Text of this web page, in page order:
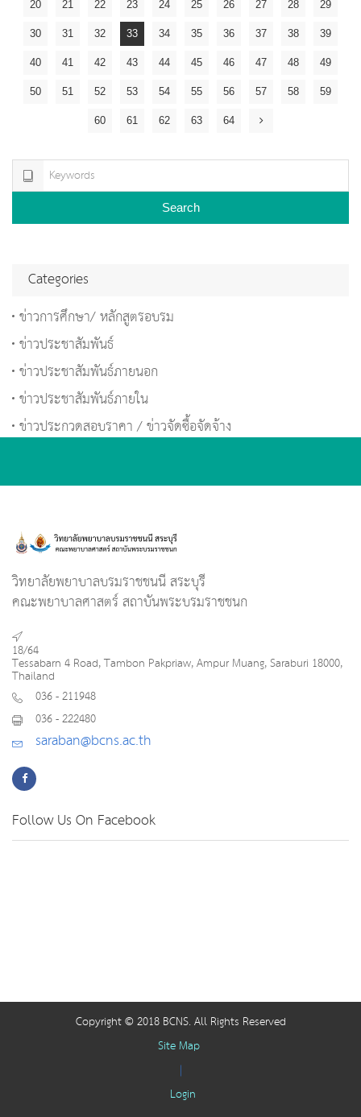
20 21 22 23 24 25 26 27 28 29
30 31 32 33 34 35 36 37 38 39
40 41 42 43 44 45 46 47 48 49
50 51 52 53 54 55 56 57 58 59
60 61 62 63 64
Search
Categories
ข่าวการศึกษา/ หลักสูตรอบรม
ข่าวประชาสัมพันธ์
ข่าวประชาสัมพันธ์ภายนอก
ข่าวประชาสัมพันธ์ภายใน
ข่าวประกวดสอบราคา / ข่าวจัดซื้อจัดจ้าง
วิทยาลัยพยาบาลบรมราชชนนี สระบุรี
คณะพยาบาลศาสตร์ สถาบันพระบรมราชชนก
18/64
Tessabarn 4 Road, Tambon Pakpriaw, Ampur Muang, Saraburi 18000,
Thailand
036 - 211948
036 - 222480
saraban@bcns.ac.th
Follow Us On Facebook
Copyright © 2018 BCNS. All Rights Reserved
Site Map
|
Login